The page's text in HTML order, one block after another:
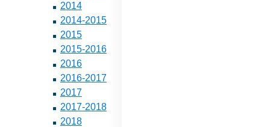
2014
2014-2015
2015
2015-2016
2016
2016-2017
2017
2017-2018
2018